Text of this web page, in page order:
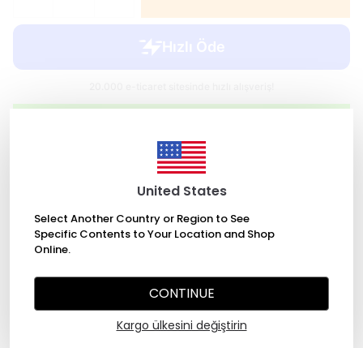
United States
Select Another Country or Region to See
Specific Contents to Your Location and Shop
Online.
CONTINUE
Kargo ülkesini değiştirin
2000 TL üzeri ücretsiz kargo
Ürün Açıklaması